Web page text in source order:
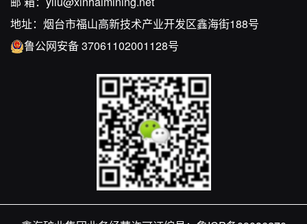
地址：烟台市福山高新技术产业开发区鑫海街188号
鲁公网安备 37061102001128号